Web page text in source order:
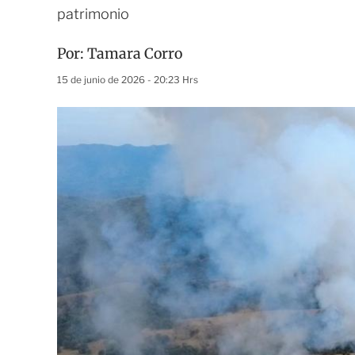
patrimonio
Por: Tamara Corro
15 de junio de 2026 - 20:23 Hrs